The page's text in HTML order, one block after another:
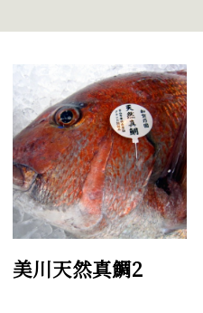
美川天然真鯛2